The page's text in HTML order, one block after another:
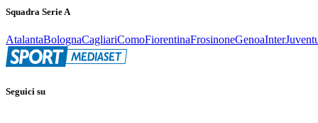
Squadra Serie A
AtalantaBolognaCagliariComoFiorentinaFrosinoneGenoaInter
Seguici su